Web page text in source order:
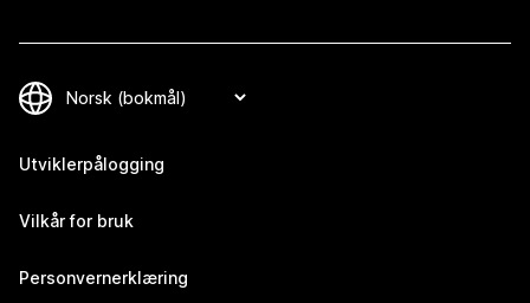
Utviklerpålogging
Vilkår for bruk
Personvernerklæring